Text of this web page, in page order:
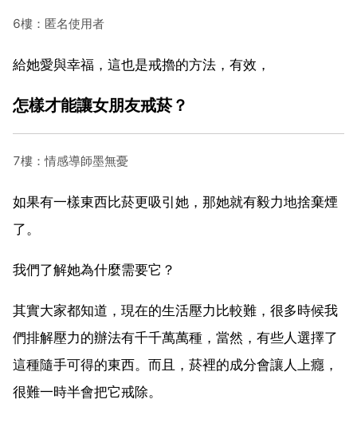
6樓：匿名使用者
給她愛與幸福，這也是戒擼的方法，有效，
怎樣才能讓女朋友戒菸？
7樓：情感導師墨無憂
如果有一樣東西比菸更吸引她，那她就有毅力地捨棄煙
了。
我們了解她為什麼需要它？
其實大家都知道，現在的生活壓力比較難，很多時候我
們排解壓力的辦法有千千萬萬種，當然，有些人選擇了
這種隨手可得的東西。而且，菸裡的成分會讓人上癮，
很難一時半會把它戒除。